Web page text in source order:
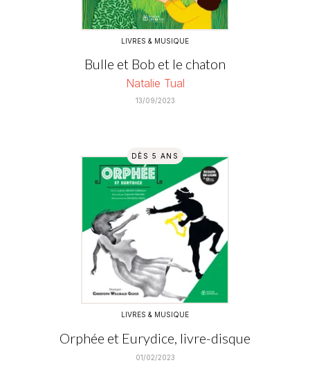
LIVRES & MUSIQUE
Bulle et Bob et le chaton
Natalie Tual
13/09/2023
DÈS 5 ANS
LIVRES & MUSIQUE
Orphée et Eurydice, livre-disque
01/02/2023